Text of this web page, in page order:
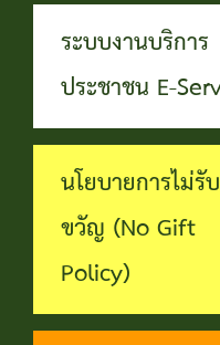
Service)
เว็บไซต์
ระบบงานบริการ
ประชาชน E-
นโยบายการไม่รั
ขวัญ (No Gift
Policy)